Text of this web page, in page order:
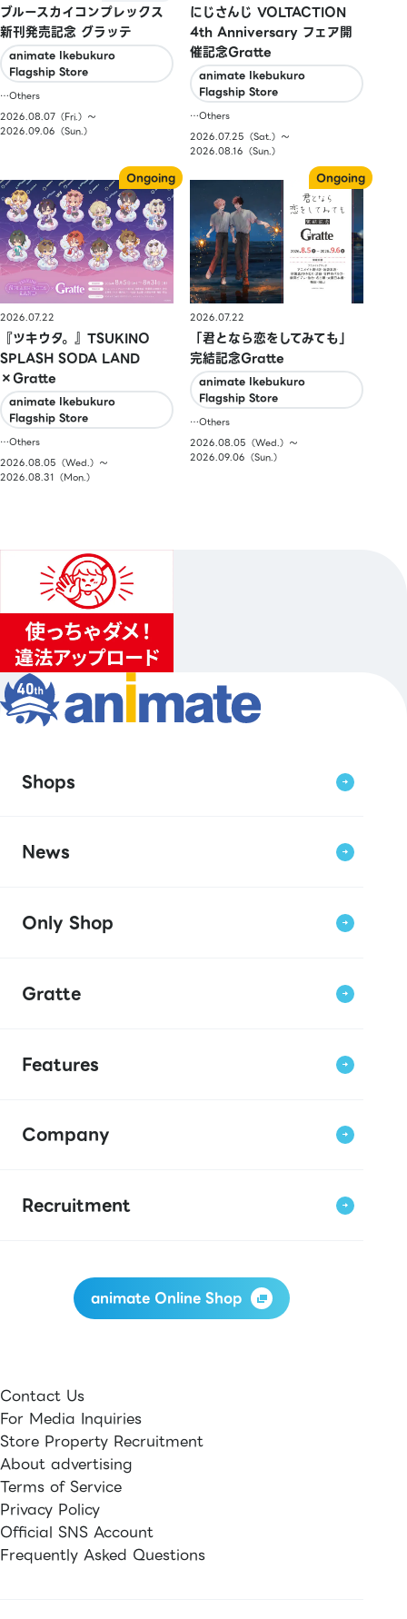
ブルースカイコンプレックス
新刊発売記念 グラッテ
animate Ikebukuro
Flagship Store
…Others
2026.08.07（Fri.）〜
2026.09.06（Sun.）
にじさんじ VOLTACTION
4th Anniversary フェア開
催記念Gratte
animate Ikebukuro
Flagship Store
…Others
2026.07.25（Sat.）〜
2026.08.16（Sun.）
2026.07.22
『ツキウタ。』TSUKINO
SPLASH SODA LAND
×Gratte
animate Ikebukuro
Flagship Store
…Others
2026.08.05（Wed.）〜
2026.08.31（Mon.）
2026.07.22
「君となら恋をしてみても」
完結記念Gratte
animate Ikebukuro
Flagship Store
…Others
2026.08.05（Wed.）〜
2026.09.06（Sun.）
Shops
News
Only Shop
Gratte
Features
Company
Recruitment
animate Online Shop
Contact Us
For Media Inquiries
Store Property Recruitment
About advertising
Terms of Service
Privacy Policy
Official SNS Account
Frequently Asked Questions